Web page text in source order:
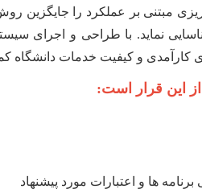
مبتنی بر عملکرد را جایگزین
نماید. با طراحی و اجرای
کارآمدی و کیفیت خدمات دانشگاه
این قرار است:
ها و اعتبارات مورد پیشنهاد